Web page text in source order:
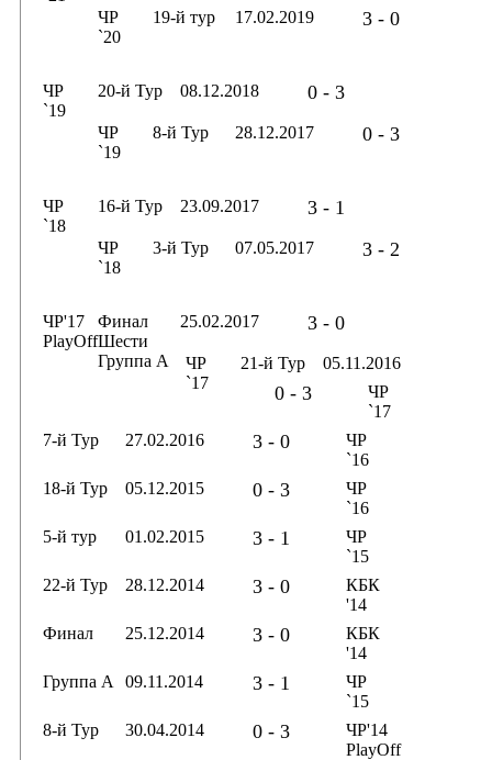
ЧР
`20
19-й тур 17.02.2019 3 - 0
ЧР
`19
20-й Тур 08.12.2018 0 - 3
ЧР
`19
8-й Тур 28.12.2017 0 - 3
ЧР
`18
16-й Тур 23.09.2017 3 - 1
ЧР
`18
3-й Тур 07.05.2017 3 - 2
ЧР'17
PlayOff
Финал
Шести
Группа А
25.02.2017 3 - 0
ЧР
`17
21-й Тур 05.11.2016
0 - 3
ЧР
`17
7-й Тур
27.02.2016 3 - 0
ЧР
`16
18-й Тур
05.12.2015 0 - 3
ЧР
`16
5-й тур
01.02.2015 3 - 1
ЧР
`15
22-й Тур
28.12.2014 3 - 0
КБК
'14
Финал
25.12.2014 3 - 0
КБК
'14
Группа А
09.11.2014 3 - 1
ЧР
`15
8-й Тур
30.04.2014 0 - 3
ЧР'14
PlayOff